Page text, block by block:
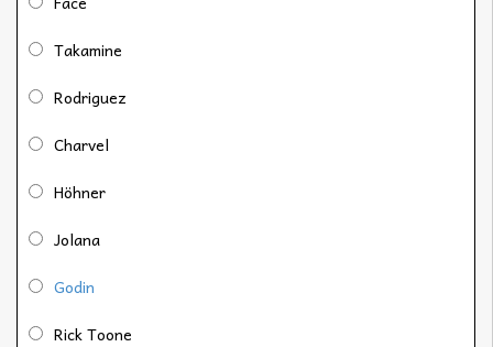
Takamine
Rodriguez
Charvel
Höhner
Jolana
Godin
Rick Toone